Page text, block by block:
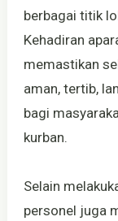
berbagai titik
Kehadiran
memastikan
aman, tertib,
bagi
kurban.
Selain
personel juga